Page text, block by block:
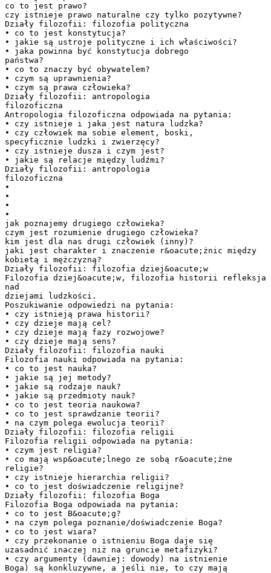
co to jest prawo?
czy istnieje prawo naturalne czy tylko pozytywne?
Działy filozofii: filozofia polityczna
• co to jest konstytucja?
• jakie są ustroje polityczne i ich właściwości?
• jaka powinna być konstytucja dobrego
państwa?
• co to znaczy być obywatelem?
• czym są uprawnienia?
• czym są prawa człowieka?
Działy filozofii: antropologia
filozoficzna
Antropologia filozoficzna odpowiada na pytania:
• czy istnieje i jaka jest natura ludzka?
• czy człowiek ma sobie element, boski,
specyficznie ludzki i zwierzęcy?
• czy istnieje dusza i czym jest?
• jakie są relacje między ludźmi?
Działy filozofii: antropologia
filozoficzna
•
•
•
•
jak poznajemy drugiego człowieka?
czym jest rozumienie drugiego człowieka?
kim jest dla nas drugi człowiek (inny)?
jaki jest charakter i znaczenie r&oacute;żnic między
kobietą i mężczyzną?
Działy filozofii: filozofia dziej&oacute;w
Filozofia dziej&oacute;w, filozofia historii refleksja
nad
dziejami ludzkości.
Poszukiwanie odpowiedzi na pytania:
• czy istnieją prawa historii?
• czy dzieje mają cel?
• czy dzieje mają fazy rozwojowe?
• czy dzieje mają sens?
Działy filozofii: filozofia nauki
Filozofia nauki odpowiada na pytania:
• co to jest nauka?
• jakie są jej metody?
• jakie są rodzaje nauk?
• jakie są przedmioty nauk?
• co to jest teoria naukowa?
• co to jest sprawdzanie teorii?
• na czym polega ewolucja teorii?
Działy filozofii: filozofia religii
Filozofia religii odpowiada na pytania:
• czym jest religia?
• co mają wsp&oacute;lnego ze sobą r&oacute;żne
religie?
• czy istnieje hierarchia religii?
• co to jest doświadczenie religijne?
Działy filozofii: filozofia Boga
Filozofia Boga odpowiada na pytania:
• co to jest B&oacute;g?
• na czym polega poznanie/doświadczenie Boga?
• co to jest wiara?
• czy przekonanie o istnieniu Boga daje się
uzasadnić inaczej niż na gruncie metafizyki?
• czy argumenty (dawniej: dowody) na istnienie
Boga) są konkluzywne, a jeśli nie, to czy mają